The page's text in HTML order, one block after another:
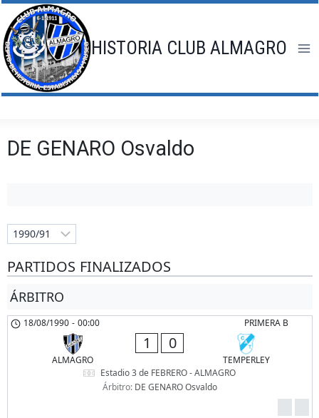
Saltar
al
contenido
HISTORIA CLUB ALMAGRO
DE GENARO Osvaldo
PARTIDOS FINALIZADOS
ÁRBITRO
PRIMERA B
18/08/1990 - 00:00
ALMAGRO
1 0
TEMPERLEY
Estadio 3 de FEBRERO - ALMAGRO
Árbitro: DE GENARO Osvaldo